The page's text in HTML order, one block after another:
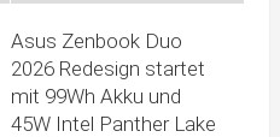
Asus Zenbook Duo
2026 Redesign startet
mit 99Wh Akku und
45W Intel Panther Lake